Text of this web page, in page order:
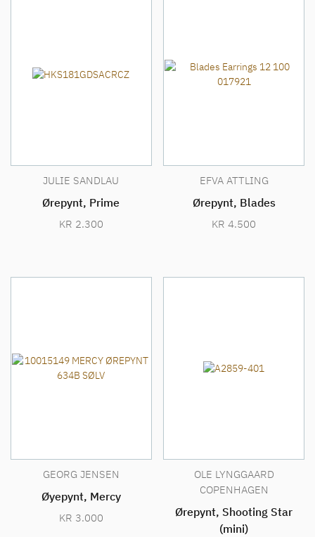
JULIE SANDLAU
Ørepynt, Prime
KR 2.300
EFVA ATTLING
Ørepynt, Blades
KR 4.500
GEORG JENSEN
Øyepynt, Mercy
KR 3.000
OLE LYNGGAARD
COPENHAGEN
Ørepynt, Shooting Star
(mini)